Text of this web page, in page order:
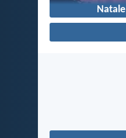
Natale